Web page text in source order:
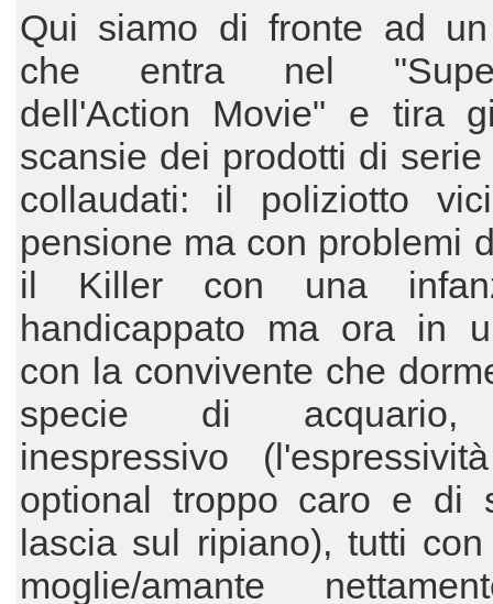
Qui siamo di fronte ad
che entra nel
dell'Action Movie" e tira
scansie dei prodotti di
collaudati: il poliziotto
pensione ma con problemi
il Killer con una
handicappato ma ora in
con la convivente che
specie di acquario,
inespressivo
optional troppo caro e di
lascia sul ripiano), tutti
moglie/amante